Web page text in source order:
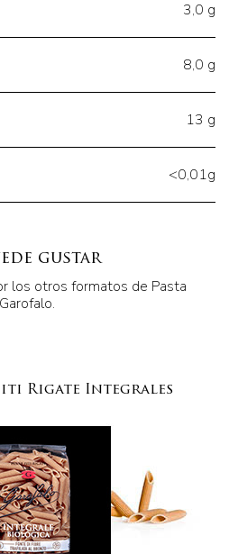
3,0 g
8,0 g
13 g
<0,01g
gustar
los otros formatos de Pasta
Garofalo.
Ziti Rigate Integrales